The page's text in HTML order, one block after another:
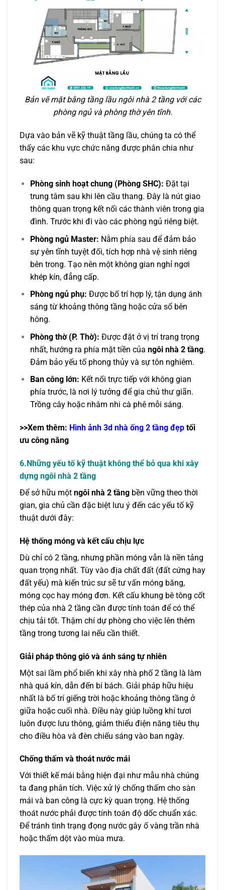
Bản vẽ mặt bằng tầng lầu ngôi nhà 2 tầng với các
phòng ngủ và phòng thờ yên tĩnh.
Dựa vào bản vẽ kỹ thuật tầng lầu, chúng ta có thể
thấy các khu vực chức năng được phân chia như
sau:
Phòng sinh hoạt chung (Phòng SHC): Đặt tại
trung tâm sau khi lên cầu thang. Đây là nút giao
thông quan trọng kết nối các thành viên trong gia
đình. Trước khi đi vào các phòng ngủ riêng biệt.
Phòng ngủ Master: Nằm phía sau để đảm bảo
sự yên tĩnh tuyệt đối, tích hợp nhà vệ sinh riêng
bên trong. Tạo nên một không gian nghỉ ngơi
khép kín, đẳng cấp.
Phòng ngủ phụ: Được bố trí hợp lý, tận dụng ánh
sáng từ khoảng thông tầng hoặc cửa sổ bên
hông.
Phòng thờ (P. Thờ): Được đặt ở vị trí trang trọng
nhất, hướng ra phía mặt tiền của ngôi nhà 2 tầng.
Đảm bảo yếu tố phong thủy và sự tôn nghiêm.
Ban công lớn: Kết nối trực tiếp với không gian
phía trước, là nơi lý tưởng để gia chủ thư giãn.
Trồng cây hoặc nhâm nhi cà phê mỗi sáng.
>>Xem thêm: Hình ảnh 3d nhà ống 2 tầng đẹp tối
ưu công năng
6.Những yếu tố kỹ thuật không thể bỏ qua khi xây
dựng ngôi nhà 2 tầng
Để sở hữu một ngôi nhà 2 tầng bền vững theo thời
gian, gia chủ cần đặc biệt lưu ý đến các yếu tố kỹ
thuật dưới đây:
Hệ thống móng và kết cấu chịu lực
Dù chỉ có 2 tầng, nhưng phần móng vẫn là nền tảng
quan trọng nhất. Tùy vào địa chất đất (đất cứng hay
đất yếu) mà kiến trúc sư sẽ tư vấn móng băng,
móng cọc hay móng đơn. Kết cấu khung bê tông cốt
thép của nhà 2 tầng cần được tính toán để có thể
chịu tải tốt. Thậm chí dự phòng cho việc lên thêm
tầng trong tương lai nếu cần thiết.
Giải pháp thông gió và ánh sáng tự nhiên
Một sai lầm phổ biến khi xây nhà phố 2 tầng là làm
nhà quá kín, dẫn đến bí bách. Giải pháp hữu hiệu
nhất là bố trí giếng trời hoặc khoảng thông tầng ở
giữa hoặc cuối nhà. Điều này giúp luồng khí tươi
luôn được lưu thông, giảm thiểu điện năng tiêu thụ
cho điều hòa và đèn chiếu sáng vào ban ngày.
Chống thấm và thoát nước mái
Với thiết kế mái bằng hiện đại như mẫu nhà chúng
ta đang phân tích. Việc xử lý chống thấm cho sàn
mái và ban công là cực kỳ quan trọng. Hệ thống
thoát nước phải được tính toán độ dốc chuẩn xác.
Để tránh tình trạng đọng nước gây ố vàng trần nhà
hoặc thấm dột vào mùa mưa.